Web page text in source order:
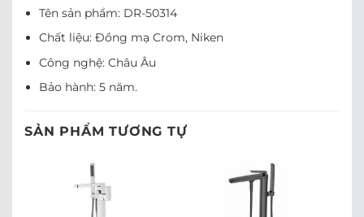
Tên sản phẩm: DR-50314
Chất liệu: Đồng mạ Crom, Niken
Công nghệ: Châu Âu
Bảo hành: 5 năm.
SẢN PHẨM TƯƠNG TỰ